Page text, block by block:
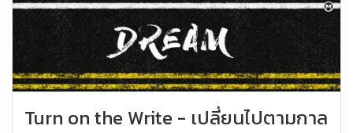
Turn on the Write - เปลี่ยนไปตามกาล